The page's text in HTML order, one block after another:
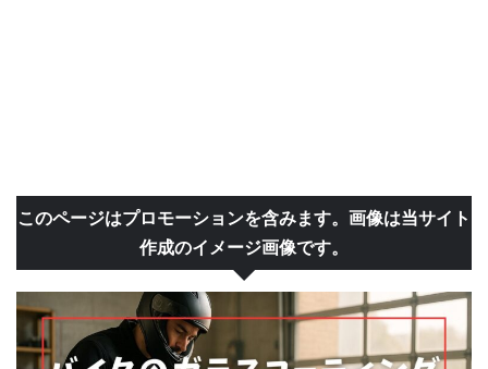
このページはプロモーションを含みます。画像は当サイト
作成のイメージ画像です。